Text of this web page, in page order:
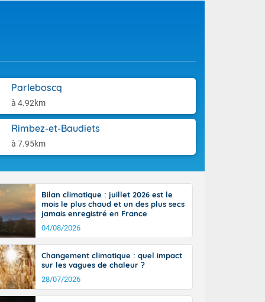
Parleboscq
à 4.92km
Rimbez-et-Baudiets
à 7.95km
jusque
la Corse
le
en
nuit
orages,
jour, le
au sud,
hausse, en
quasi-
et même
Bilan climatique : juillet 2026 est le
mois le plus chaud et un des plus secs
jamais enregistré en France
04/08/2026
Changement climatique : quel impact
sur les vagues de chaleur ?
28/07/2026